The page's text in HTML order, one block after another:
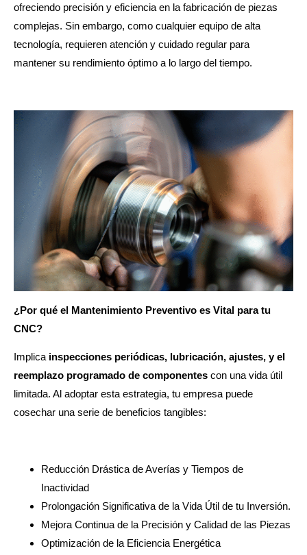
ofreciendo precisión y eficiencia en la fabricación de piezas
complejas. Sin embargo, como cualquier equipo de alta
tecnología, requieren atención y cuidado regular para
mantener su rendimiento óptimo a lo largo del tiempo.
¿Por qué el Mantenimiento Preventivo es Vital para tu
CNC?
Implica inspecciones periódicas, lubricación, ajustes, y el
reemplazo programado de componentes con una vida útil
limitada. Al adoptar esta estrategia, tu empresa puede
cosechar una serie de beneficios tangibles:
Reducción Drástica de Averías y Tiempos de
Inactividad
Prolongación Significativa de la Vida Útil de tu Inversión.
Mejora Continua de la Precisión y Calidad de las Piezas
Optimización de la Eficiencia Energética